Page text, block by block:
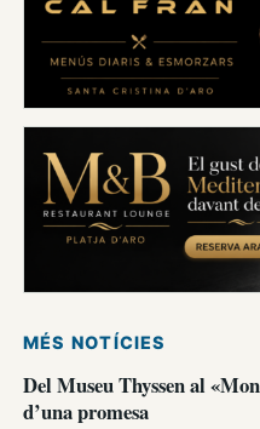
MÉS NOTÍCIES
Del Museu Thyssen al
d’una promesa